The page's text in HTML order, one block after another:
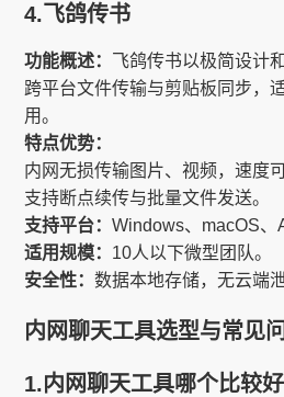
4.飞鸽传书
功能概述： 飞鸽传书以极简设计
跨平台文件传输与剪贴板同步，
用。
特点优势：
内网无损传输图片、视频，速度
支持断点续传与批量文件发送。
支持平台：Windows、macOS、
适用规模： 10人以下微型团队。
安全性：数据本地存储，无云端
内网聊天工具选型与常见
1.内网聊天工具哪个比较好